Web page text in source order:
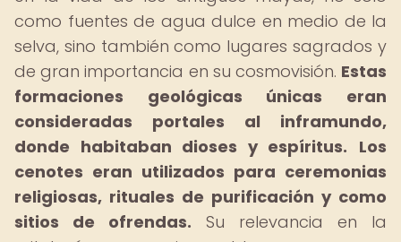
como fuentes de agua dulce en medio de la
selva, sino también como lugares sagrados y
de gran importancia en su cosmovisión. Estas
formaciones geológicas únicas eran
consideradas portales al inframundo,
donde habitaban dioses y espíritus. Los
cenotes eran utilizados para ceremonias
religiosas, rituales de purificación y como
sitios de ofrendas. Su relevancia en la